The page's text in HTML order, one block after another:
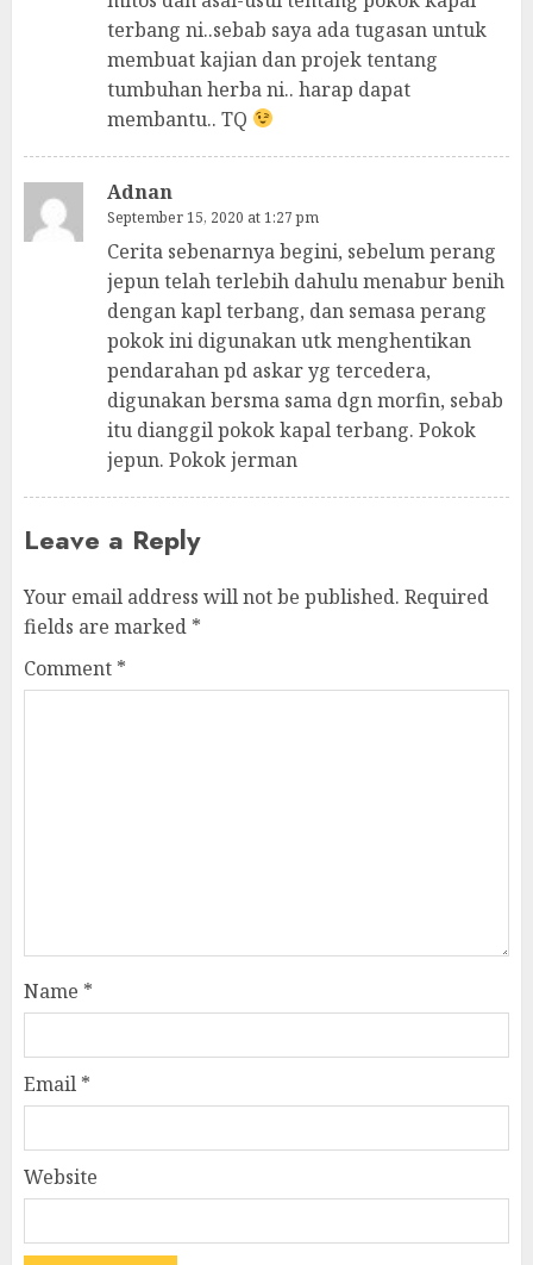
terbang ni..sebab saya ada tugasan untuk
membuat kajian dan projek tentang
tumbuhan herba ni.. harap dapat
membantu.. TQ
Adnan
September 15, 2020 at 1:27 pm
Cerita sebenarnya begini, sebelum perang
jepun telah terlebih dahulu menabur benih
dengan kapl terbang, dan semasa perang
pokok ini digunakan utk menghentikan
pendarahan pd askar yg tercedera,
digunakan bersma sama dgn morfin, sebab
itu dianggil pokok kapal terbang. Pokok
jepun. Pokok jerman
Leave a Reply
Your email address will not be published. Required
fields are marked *
Comment *
Name *
Email *
Website